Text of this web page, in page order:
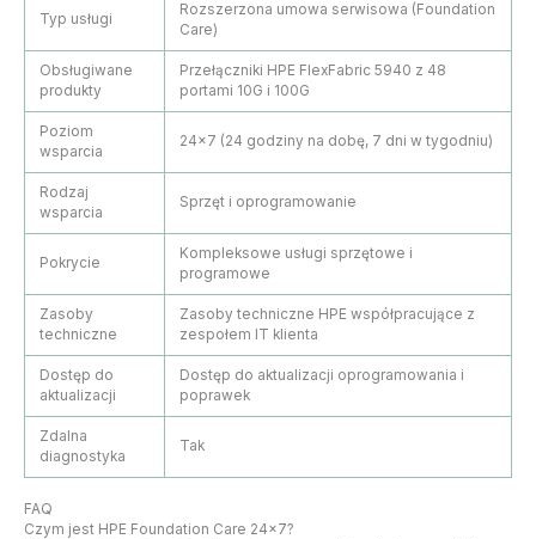
Typ usługi
Rozszerzona umowa serwisowa (Foundation
Care)
Obsługiwane
produkty
Przełączniki HPE FlexFabric 5940 z 48
portami 10G i 100G
Poziom
wsparcia
24×7 (24 godziny na dobę, 7 dni w tygodniu)
Rodzaj
wsparcia
Sprzęt i oprogramowanie
Pokrycie
Kompleksowe usługi sprzętowe i
programowe
Zasoby
techniczne
Zasoby techniczne HPE współpracujące z
zespołem IT klienta
Dostęp do
aktualizacji
Dostęp do aktualizacji oprogramowania i
poprawek
Zdalna
diagnostyka
Tak
FAQ
Czym jest HPE Foundation Care 24×7?